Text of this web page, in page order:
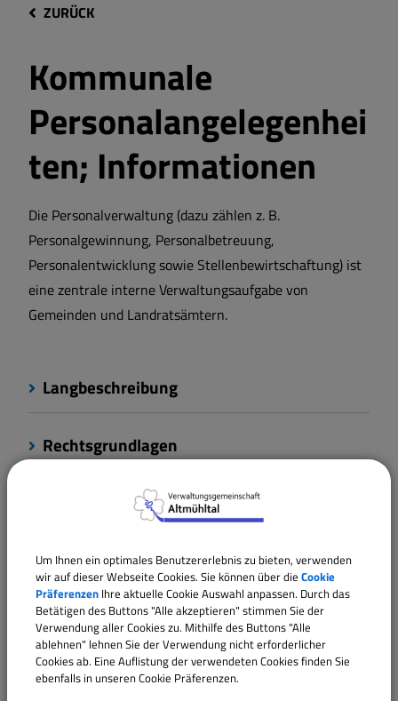
ZURÜCK
Kommunale
Personalangelegenhei
ten; Informationen
Die Personalverwaltung (dazu zählen z. B.
Personalgewinnung, Personalbetreuung,
Personalentwicklung sowie Stellenbewirtschaftung) ist
eine zentrale interne Verwaltungsaufgabe von
Gemeinden und Landratsämtern.
Langbeschreibung
Rechtsgrundlagen
Verantwortliche Behörde
Ansprechpartner:
MichaelaMüller
Tel.:09146 94294-26
E-Mail:m.mueller@vgem-altmuehltal.de
Um Ihnen ein optimales Benutzererlebnis zu bieten, verwenden
wir auf dieser Webseite Cookies. Sie können über die Cookie
Präferenzen Ihre aktuelle Cookie Auswahl anpassen. Durch das
Betätigen des Buttons "Alle akzeptieren" stimmen Sie der
Verwendung aller Cookies zu. Mithilfe des Buttons "Alle
ablehnen" lehnen Sie der Verwendung nicht erforderlicher
Cookies ab. Eine Auflistung der verwendeten Cookies finden Sie
ebenfalls in unseren Cookie Präferenzen.